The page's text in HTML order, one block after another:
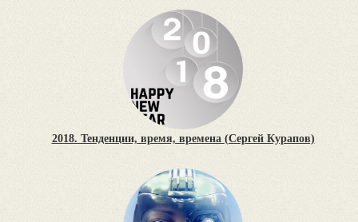
2018. Тенденции, время, времена (Сергей Курапов)